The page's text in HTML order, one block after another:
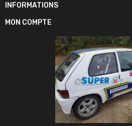
INFORMATIONS
MON COMPTE